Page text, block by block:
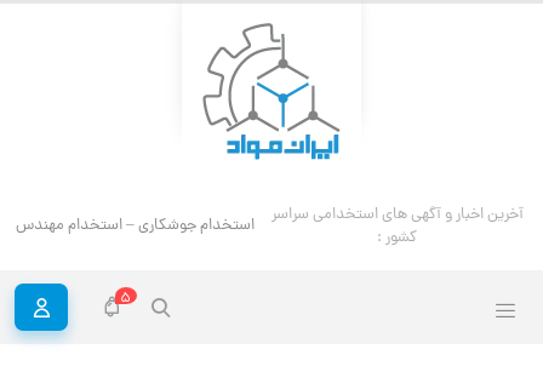
آخرین اخبار و آگهی های استخدامی سراسر
کشور :
استخدام جوشکاری – استخدام مهندس
5